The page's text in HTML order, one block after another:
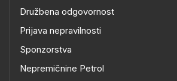
Družbena odgovornost
Prijava nepravilnosti
Sponzorstva
Nepremičnine Petrol